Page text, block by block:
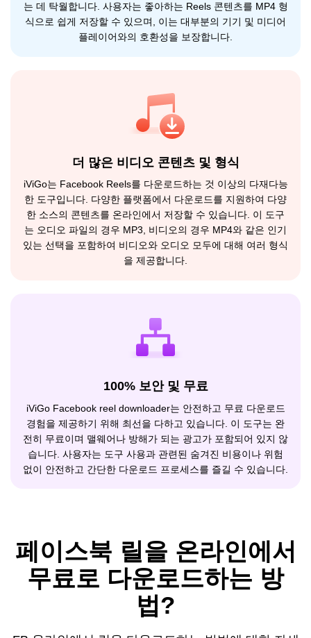
는 데 탁월합니다. 사용자는 좋아하는 Reels 콘텐츠를 MP4 형
식으로 쉽게 저장할 수 있으며, 이는 대부분의 기기 및 미디어
플레이어와의 호환성을 보장합니다.
더 많은 비디오 콘텐츠 및 형식
iViGo는 Facebook Reels를 다운로드하는 것 이상의 다재다능
한 도구입니다. 다양한 플랫폼에서 다운로드를 지원하여 다양
한 소스의 콘텐츠를 온라인에서 저장할 수 있습니다. 이 도구
는 오디오 파일의 경우 MP3, 비디오의 경우 MP4와 같은 인기
있는 선택을 포함하여 비디오와 오디오 모두에 대해 여러 형식
을 제공합니다.
100% 보안 및 무료
iViGo Facebook reel downloader는 안전하고 무료 다운로드
경험을 제공하기 위해 최선을 다하고 있습니다. 이 도구는 완
전히 무료이며 맬웨어나 방해가 되는 광고가 포함되어 있지 않
습니다. 사용자는 도구 사용과 관련된 숨겨진 비용이나 위험
없이 안전하고 간단한 다운로드 프로세스를 즐길 수 있습니다.
페이스북 릴을 온라인에서
무료로 다운로드하는 방
법?